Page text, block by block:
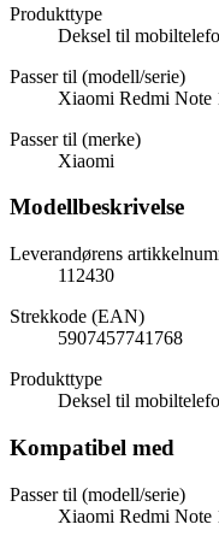
Produkttype
Deksel til
Passer til (modell/serie)
Xiaomi Redmi Note
Passer til (merke)
Xiaomi
Modellbeskrivelse
Leverandørens
112430
Strekkode (EAN)
5907457741768
Produkttype
Deksel til
Kompatibel med
Passer til (modell/serie)
Xiaomi Redmi Note